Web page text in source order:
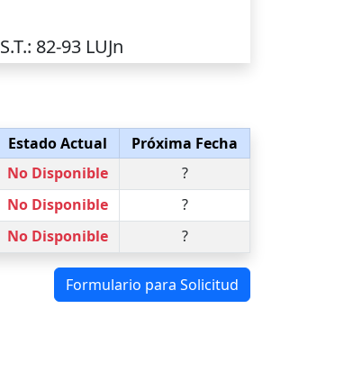
S.T.: 82-93 LUJn
Estado Actual
Próxima Fecha
No Disponible
?
No Disponible
?
No Disponible ?
Formulario para Solicitud